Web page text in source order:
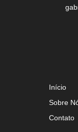
Início
Sobre
Contato